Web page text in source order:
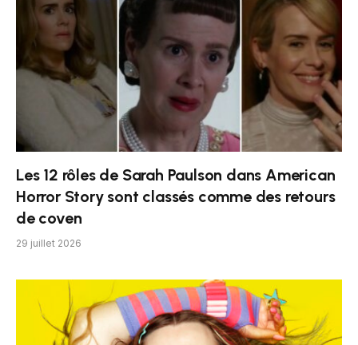
Les 12 rôles de Sarah Paulson dans American
Horror Story sont classés comme des retours
de coven
29 juillet 2026